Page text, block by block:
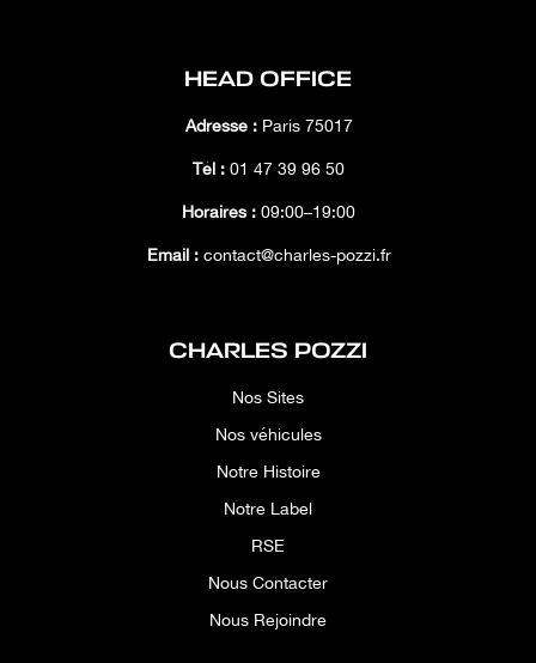
HEAD OFFICE
Adresse :Paris 75017
Tél : 01 47 39 96 50
Horaires : 09:00–19:00
Email :contact@charles-pozzi.fr
CHARLES POZZI
Nos Sites
Nos véhicules
Notre Histoire
Notre Label
RSE
Nous Contacter
Nous Rejoindre